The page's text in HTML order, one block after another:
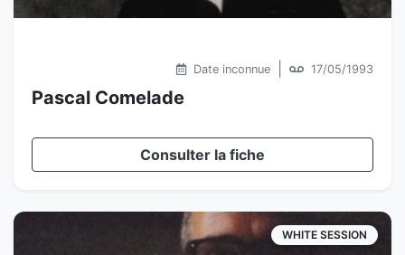
Date inconnue 17/05/1993
Pascal Comelade
Consulter la fiche
WHITE SESSION